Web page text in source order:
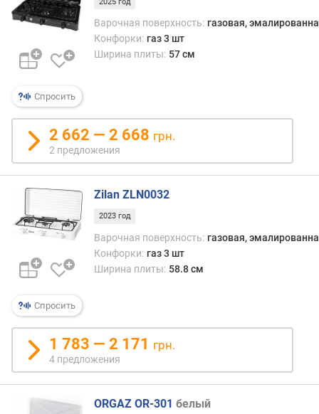
(
л
м
н
и
м
а
л
ь
н
я
т
м
п
р
а
т
у
р
а
(
Спросить
Варочная поверхность: газовая,
Конфорки: газ 3 шт
Ширина плиты: 57 см
2 662 — 2 668 грн.
2 предложения
Спросить
Zilan ZLN0032
2023 год
Варочная поверхность: газовая,
Конфорки: газ 3 шт
Ширина плиты: 58.8 см
1 783 — 2 171 грн.
4 предложения
ORGAZ OR-301 белый